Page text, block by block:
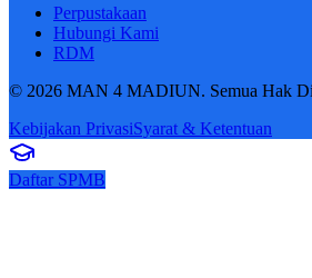
Perpustakaan
Hubungi Kami
RDM
© 2026 MAN 4 MADIUN. Semua Hak
Kebijakan PrivasiSyarat & Ketentuan
Daftar SPMB